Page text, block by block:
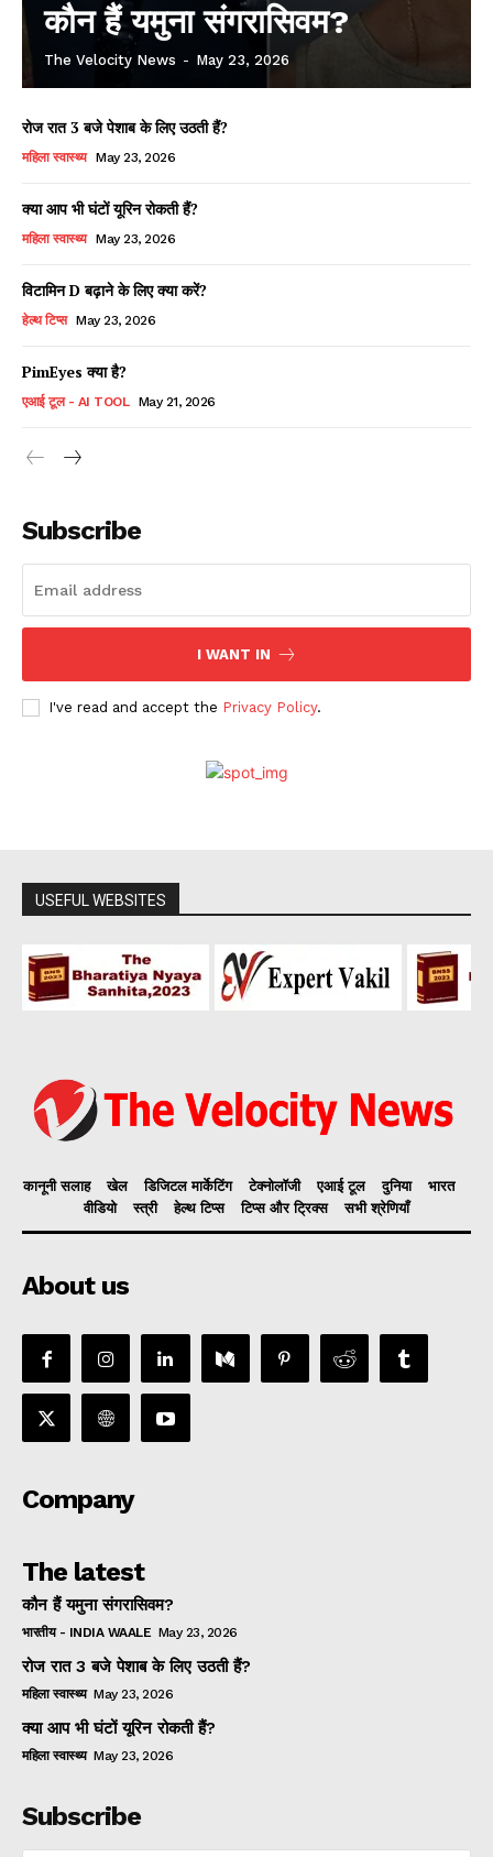
कौन हैं यमुना संगरासिवम?
The Velocity News - May 23, 2026
रोज रात 3 बजे पेशाब के लिए उठती हैं?
महिला स्वास्थ्य May 23, 2026
क्या आप भी घंटों यूरिन रोकती हैं?
महिला स्वास्थ्य May 23, 2026
विटामिन D बढ़ाने के लिए क्या करें?
हेल्थ टिप्स May 23, 2026
PimEyes क्या है?
एआई टूल - AI TOOL May 21, 2026
Subscribe
I WANT IN
I've read and accept the Privacy Policy.
USEFUL WEBSITES
कानूनी सलाह खेल डिजिटल मार्केटिंग टेक्नोलॉजी एआई टूल दुनिया
भारत
वीडियो
स्त्री हेल्थ टिप्स टिप्स और ट्रिक्स सभी श्रेणियाँ
About us
Company
The latest
कौन हैं यमुना संगरासिवम?
भारतीय - INDIA WAALE May 23, 2026
रोज रात 3 बजे पेशाब के लिए उठती हैं?
महिला स्वास्थ्य May 23, 2026
क्या आप भी घंटों यूरिन रोकती हैं?
महिला स्वास्थ्य May 23, 2026
Subscribe